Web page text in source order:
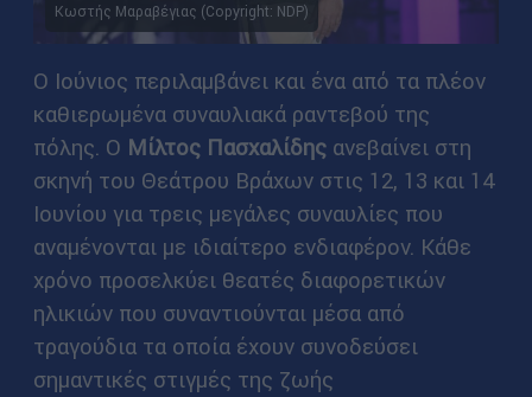
Κωστής Μαραβέγιας (Copyright: NDP)
Ο Ιούνιος περιλαμβάνει και ένα από τα πλέον
καθιερωμένα συναυλιακά ραντεβού της
πόλης. Ο Μίλτος Πασχαλίδηςανεβαίνει στη
σκηνή του Θεάτρου Βράχων στις 12, 13 και 14
Ιουνίου για τρεις μεγάλες συναυλίες που
αναμένονται με ιδιαίτερο ενδιαφέρον. Κάθε
χρόνο προσελκύει θεατές διαφορετικών
ηλικιών που συναντιούνται μέσα από
τραγούδια τα οποία έχουν συνοδεύσει
σημαντικές στιγμές της ζωής